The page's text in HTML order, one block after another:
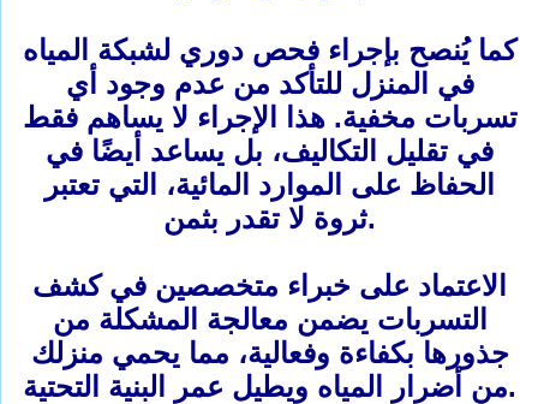
كما يُنصح بإجراء فحص دوري لشبكة المياه
في المنزل للتأكد من عدم وجود أي
تسربات مخفية. هذا الإجراء لا يساهم فقط
في تقليل التكاليف، بل يساعد أيضًا في
الحفاظ على الموارد المائية، التي تعتبر
ثروة لا تقدر بثمن.
الاعتماد على خبراء متخصصين في كشف
التسربات يضمن معالجة المشكلة من
جذورها بكفاءة وفعالية، مما يحمي منزلك
من أضرار المياه ويطيل عمر البنية التحتية.